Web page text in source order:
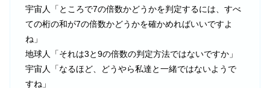
宇宙人「ところで7の倍数かどうかを判定するには、すべ
ての桁の和が7の倍数かどうかを確かめればいいですよ
ね」
地球人「それは3と9の倍数の判定方法ではないですか」
宇宙人「なるほど、どうやら私達と一緒ではないようで
すね」